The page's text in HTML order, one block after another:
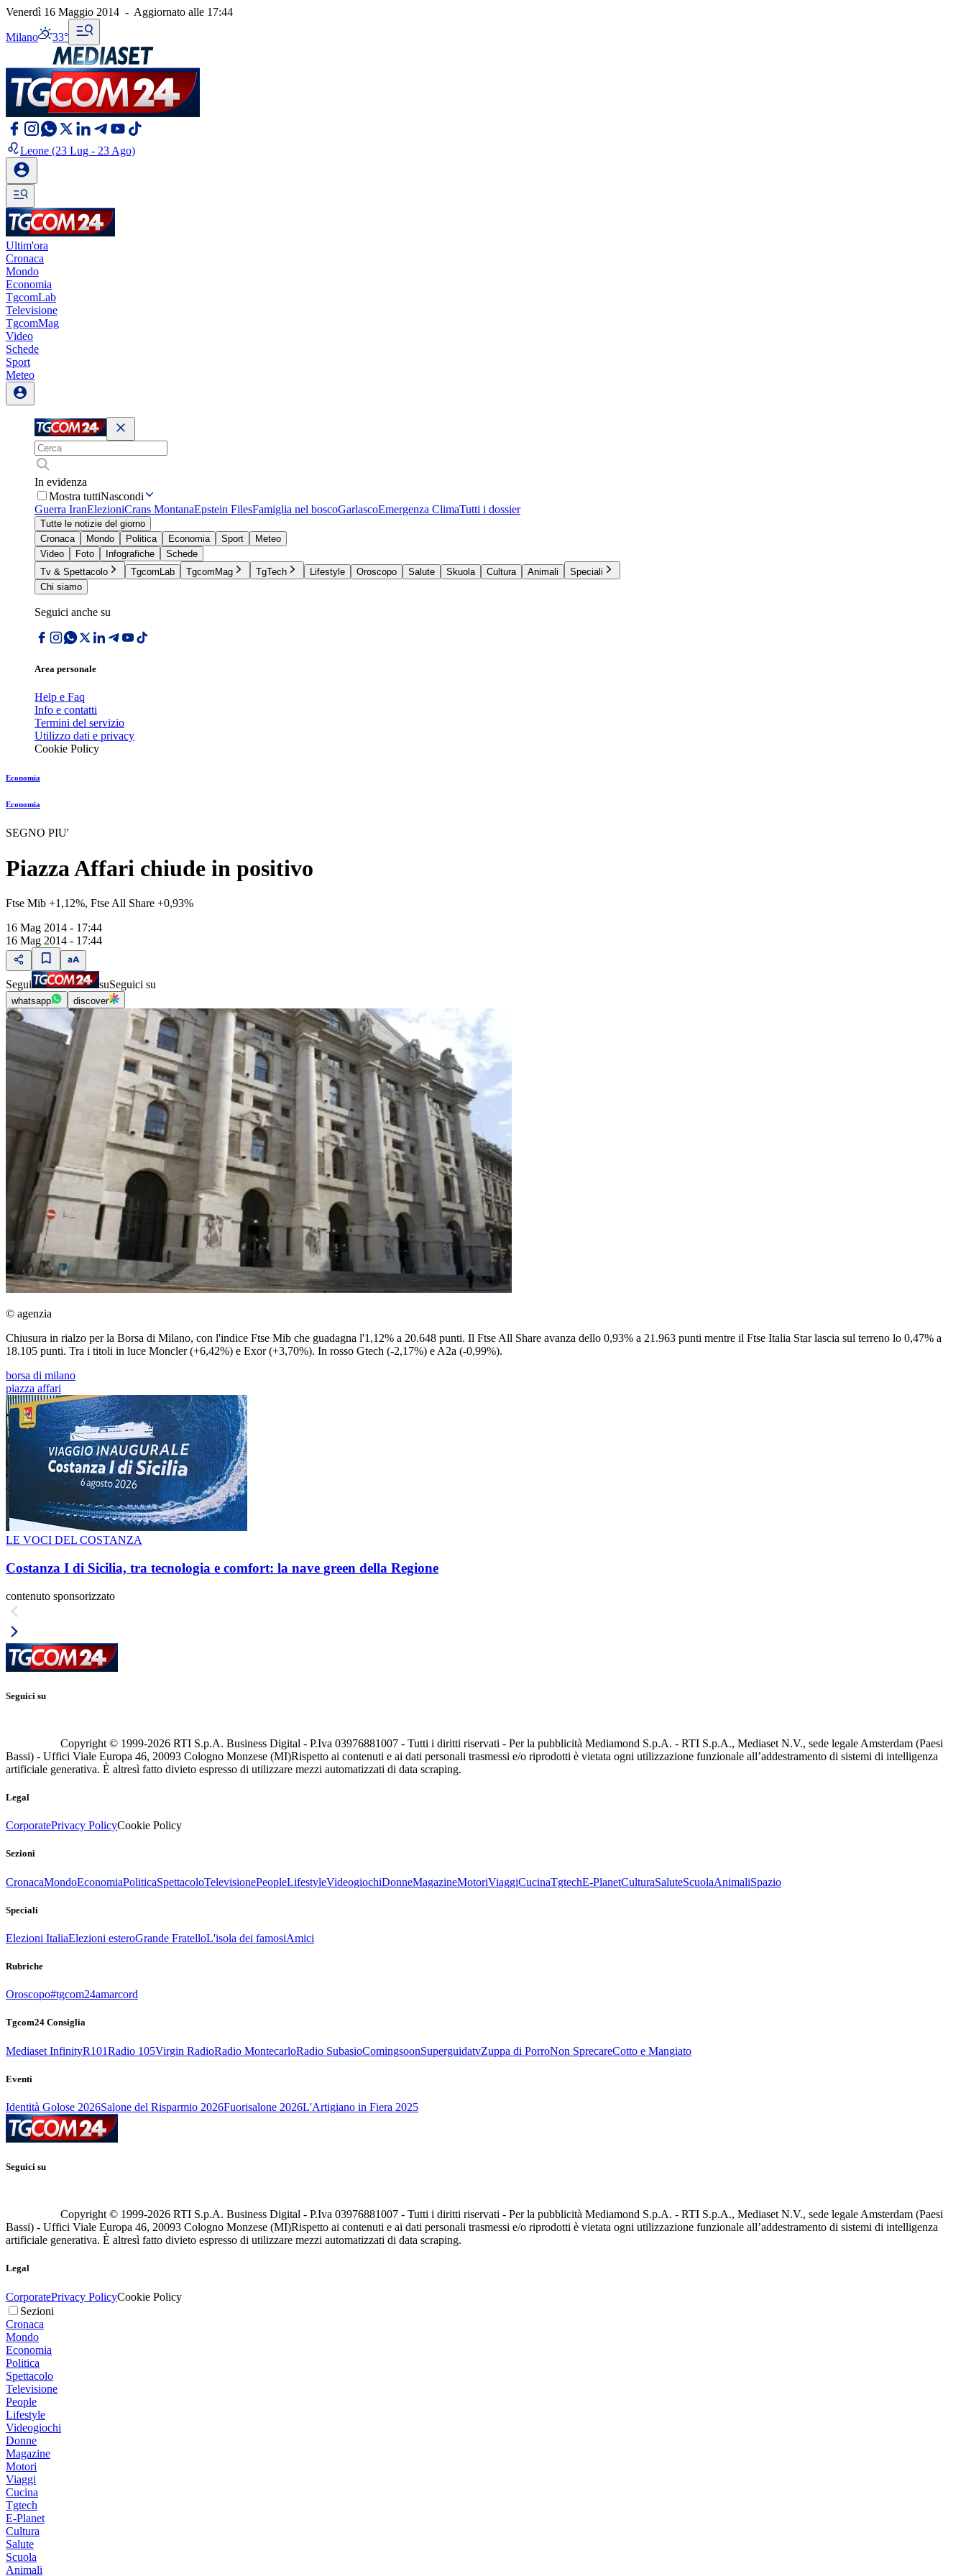
Venerdì 16 Maggio 2014 - Aggiornato alle 17:44
Milano 33°
Leone (23 Lug - 23 Ago)
Ultim'ora
Cronaca
Mondo
Economia
TgcomLab
Televisione
TgcomMag
Video
Schede
Sport
Meteo
In evidenza
Mostra tuttiNascondi
Guerra IranElezioniCrans MontanaEpstein FilesFamiglia nel boscoGarlascoEmergenza ClimaTutti i dossier
Tutte le notizie del giorno
Cronaca
Mondo Politica Economia Sport
Meteo
Video
Foto Infografiche
Schede
Tv & Spettacolo
TgcomLab TgcomMag TgTech Lifestyle Oroscopo Salute Skuola Cultura Animali
Speciali
Chi siamo
Seguici anche su
Area personale
Help e Faq
Info e contatti
Termini del servizio
Utilizzo dati e privacy
Cookie Policy
Economia
Economia
SEGNO PIU'
Piazza Affari chiude in positivo
Ftse Mib +1,12%, Ftse All Share +0,93%
16 Mag 2014 - 17:44
16 Mag 2014 - 17:44
Segui suSeguici su
whatsapp discover
© agenzia
Chiusura in rialzo per la Borsa di Milano, con l'indice Ftse Mib che guadagna l'1,12% a 20.648 punti. Il Ftse All Share avanza dello 0,93% a 21.963 punti mentre il Ftse Italia Star lascia sul terreno lo 0,47% a
18.105 punti. Tra i titoli in luce Moncler (+6,42%) e Exor (+3,70%). In rosso Gtech (-2,17%) e A2a (-0,99%).
borsa di milano
piazza affari
LE VOCI DEL COSTANZA
Costanza I di Sicilia, tra tecnologia e comfort: la nave green della Regione
contenuto sponsorizzato
Seguici su
Copyright © 1999-2026 RTI S.p.A. Business Digital - P.Iva 03976881007 - Tutti i diritti riservati - Per la pubblicità Mediamond S.p.A. - RTI S.p.A., Mediaset N.V., sede legale Amsterdam (Paesi
Bassi) - Uffici Viale Europa 46, 20093 Cologno Monzese (MI)Rispetto ai contenuti e ai dati personali trasmessi e/o riprodotti è vietata ogni utilizzazione funzionale all’addestramento di sistemi di intelligenza
artificiale generativa. È altresì fatto divieto espresso di utilizzare mezzi automatizzati di data scraping.
Legal
CorporatePrivacy PolicyCookie Policy
Sezioni
CronacaMondoEconomiaPoliticaSpettacoloTelevisionePeopleLifestyleVideogiochiDonneMagazineMotoriViaggiCucinaTgtechE-PlanetCulturaSaluteScuolaAnimaliSpazio
Speciali
Elezioni ItaliaElezioni esteroGrande FratelloL'isola dei famosiAmici
Rubriche
Oroscopo#tgcom24amarcord
Tgcom24 Consiglia
Mediaset InfinityR101Radio 105Virgin RadioRadio MontecarloRadio SubasioComingsoonSuperguidatvZuppa di PorroNon SprecareCotto e Mangiato
Eventi
Identità Golose 2026Salone del Risparmio 2026Fuorisalone 2026L'Artigiano in Fiera 2025
Seguici su
Copyright © 1999-2026 RTI S.p.A. Business Digital - P.Iva 03976881007 - Tutti i diritti riservati - Per la pubblicità Mediamond S.p.A. - RTI S.p.A., Mediaset N.V., sede legale Amsterdam (Paesi
Bassi) - Uffici Viale Europa 46, 20093 Cologno Monzese (MI)Rispetto ai contenuti e ai dati personali trasmessi e/o riprodotti è vietata ogni utilizzazione funzionale all’addestramento di sistemi di intelligenza
artificiale generativa. È altresì fatto divieto espresso di utilizzare mezzi automatizzati di data scraping.
Legal
CorporatePrivacy PolicyCookie Policy
Sezioni
Cronaca
Mondo
Economia
Politica
Spettacolo
Televisione
People
Lifestyle
Videogiochi
Donne
Magazine
Motori
Viaggi
Cucina
Tgtech
E-Planet
Cultura
Salute
Scuola
Animali